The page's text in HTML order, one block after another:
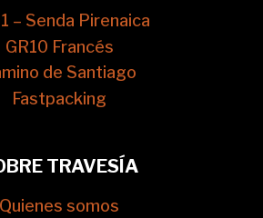
– Senda Pirenaica
GR10 Francés
de Santiago
Fastpacking
TRAVESÍA
Quienes somos